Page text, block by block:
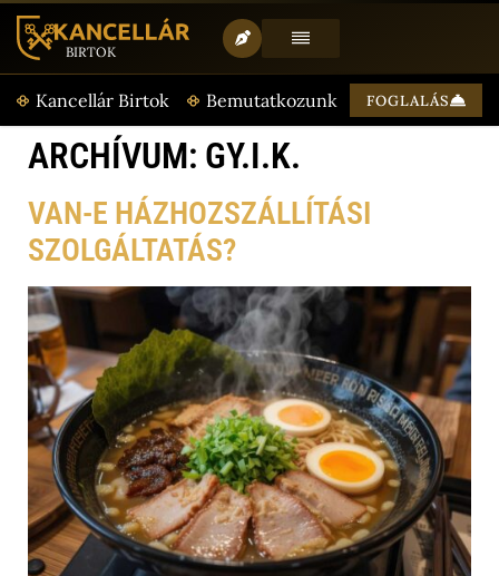
BIRTOK
Kancellár Birtok Bemutatkozunk Aktualitásaink
FOGLALÁS
ARCHÍVUM: GY.I.K.
VAN-E HÁZHOZSZÁLLÍTÁSI
SZOLGÁLTATÁS?